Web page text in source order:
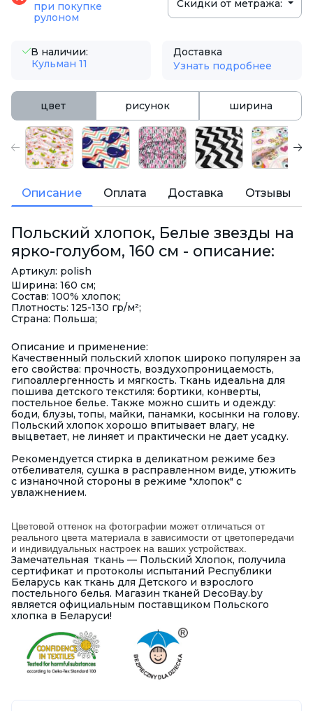
при покупке
рулоном
Скидки от метража:
В наличии:
Кульман 11
Доставка
Узнать подробнее
цвет рисунок ширина
Описание Оплата Доставка Отзывы
Польский хлопок, Белые звезды на
ярко-голубом, 160 см - описание:
Артикул: polish
Ширина: 160 см;
Состав: 100% хлопок;
Плотность: 125-130 гр/м²;
Страна: Польша;
Описание и применение:
Качественный польский хлопок широко популярен за
его свойства: прочность, воздухопроницаемость,
гипоаллергенность и мягкость. Ткань идеальна для
пошива детского текстиля: бортики, конверты,
постельное белье. Также можно сшить и одежду:
боди, блузы, топы, майки, панамки, косынки на голову.
Польский хлопок хорошо впитывает влагу, не
выцветает, не линяет и практически не дает усадку.
Рекомендуется стирка в деликатном режиме без
отбеливателя, сушка в расправленном виде, утюжить
с изнаночной стороны в режиме "хлопок" с
увлажнением.
Цветовой оттенок на фотографии может отличаться от
реального цвета материала в зависимости от цветопередачи
и индивидуальных настроек на ваших устройствах.
Замечательная ткань — Польский Хлопок, получила
сертификат и протоколы испытаний Республики
Беларусь как ткань для Детского и взрослого
постельного белья. Магазин тканей DecoBay.by
является официальным поставщиком Польского
хлопка в Беларуси!